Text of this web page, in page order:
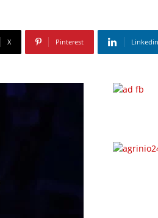
X Pinterest Linkedin